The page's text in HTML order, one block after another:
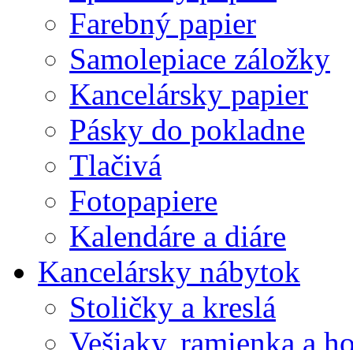
Farebný papier
Samolepiace záložky
Kancelársky papier
Pásky do pokladne
Tlačivá
Fotopapiere
Kalendáre a diáre
Kancelársky nábytok
Stoličky a kreslá
Vešiaky, ramienka a